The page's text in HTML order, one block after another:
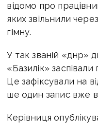
відомо про
яких звільнили
гімну.
У так званій «днр»
«Базилік» заспівали
Це зафіксували на
ше один запис вже
Керівниця